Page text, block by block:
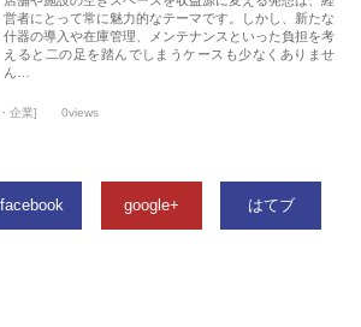
営者にとって常に魅力的なテーマです。しかし、新たな
什器の導入や在庫管理、メンテナンスといった負担を考
えると二の足を踏んでしまうケースも少なくありませ
ん…
企業] 0views
facebook google+ はてブ